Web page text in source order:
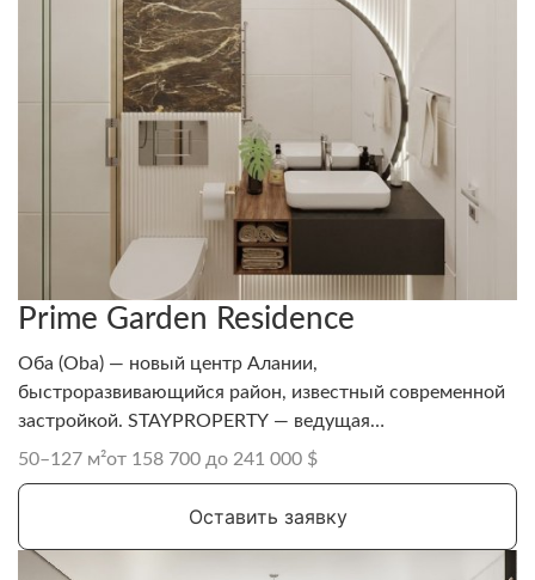
Prime Garden Residence
Оба (Oba) — новый центр Алании,
быстроразвивающийся район, известный современной
застройкой. STAYPROPERTY — ведущая
международная риелторская и девелоперская
50–127 м²от 158 700 до 241 000 $
Оставить заявку